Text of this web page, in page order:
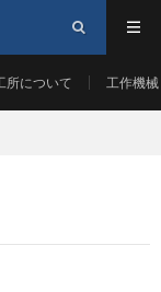
所について 工作機